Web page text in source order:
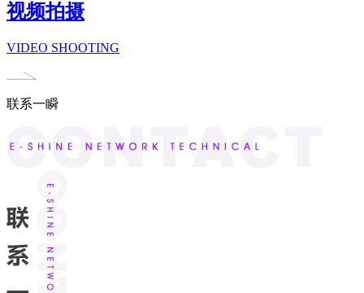
视频拍摄
VIDEO SHOOTING
联系一瞬